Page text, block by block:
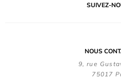
SUIVEZ-
NOUS
9, rue
75017